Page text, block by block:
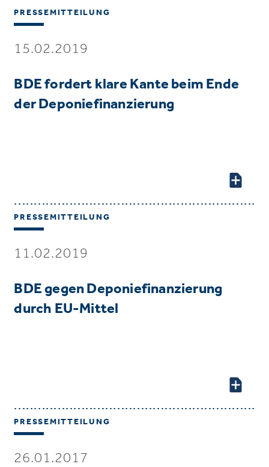
PRESSEMITTEILUNG
15.02.2019
BDE fordert klare Kante beim Ende
der Deponiefinanzierung
PRESSEMITTEILUNG
11.02.2019
BDE gegen Deponiefinanzierung
durch EU-Mittel
PRESSEMITTEILUNG
26.01.2017